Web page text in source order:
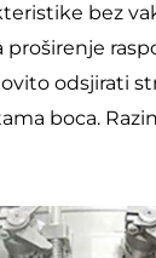
bez
odsjirati
boca.